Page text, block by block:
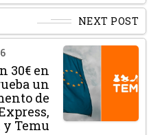
NEXT POST
30€ en
un
de
Temu